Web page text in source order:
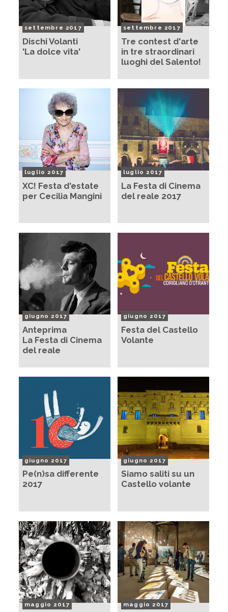
settembre 2017
Dischi Volanti
'La dolce vita'
settembre 2017
Tre contest d'arte
in tre straordinari
luoghi del Salento!
luglio 2017
XC! Festa d'estate
per Cecilia Mangini
luglio 2017
La Festa di Cinema
del reale 2017
giugno 2017
Anteprima
La Festa di Cinema
del reale
giugno 2017
Festa del Castello
Volante
giugno 2017
Pe(n)sa differente
2017
giugno 2017
Siamo saliti su un
Castello volante
maggio 2017 maggio 2017